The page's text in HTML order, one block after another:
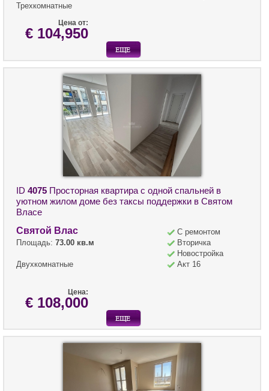
Трехкомнатные
Цена от:
€ 104,950
ID 4075 Просторная квартира с одной спальней в
уютном жилом доме без таксы поддержки в Святом
Власе
Святой Влас
Площадь: 73.00 кв.м
Двухкомнатные
С ремонтом
Вторичка
Новостройка
Акт 16
Цена:
€ 108,000